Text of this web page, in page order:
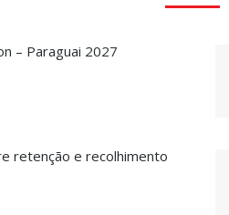
– Paraguai 2027
retenção e recolhimento